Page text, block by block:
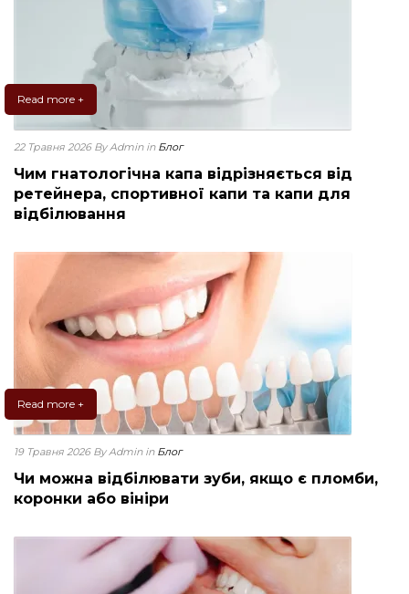
Read more +
22 Травня 2026 By Admin in Блог
Чим гнатологічна капа відрізняється від
ретейнера, спортивної капи та капи для
відбілювання
Read more +
19 Травня 2026 By Admin in Блог
Чи можна відбілювати зуби, якщо є пломби,
коронки або вініри